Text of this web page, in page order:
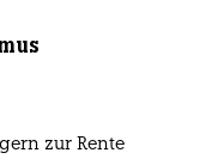
zur Rente